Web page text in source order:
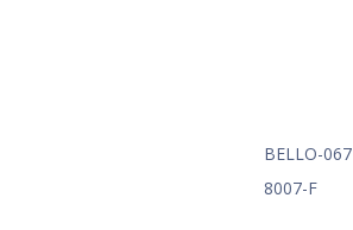
BELLO-067
8007-F